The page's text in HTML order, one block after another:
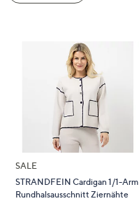
anzuzeigen.
SALE
STRANDFEIN Cardigan 1/1-Arm
Rundhalsausschnitt Ziernähte